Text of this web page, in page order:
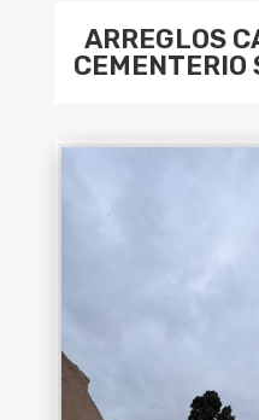
ARREGLOS
CEMENTERIO